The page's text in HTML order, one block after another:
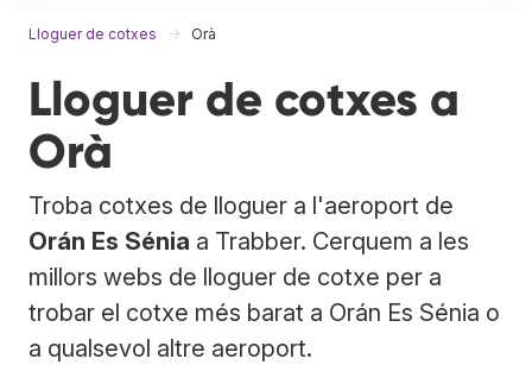
Lloguer de cotxes Orà
Lloguer de cotxes a
Orà
Troba cotxes de lloguer a l'aeroport de
Orán Es Sénia a Trabber. Cerquem a les
millors webs de lloguer de cotxe per a
trobar el cotxe més barat a Orán Es Sénia o
a qualsevol altre aeroport.